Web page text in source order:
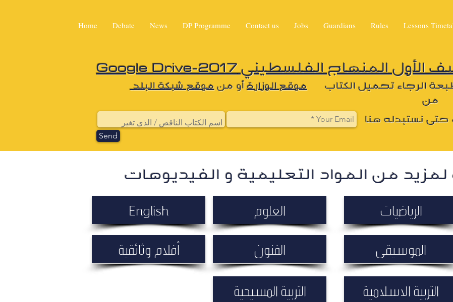
Home Debate News DP Programme Contact us Jobs Guardians Rules Lessons
لمزيد من المواد التعليمية و الفيديوهات
English
العلوم
أفلام وثائقية
الفنون
التربية المسيحية
الرياضيات
الموسيقى
التربية الاسلامية
Google Drive- المنهاج الفلسطيني 2017
موقع الوزارةأو منموقع شبكة البلد
الرجاء تحميل الكتاب
من
حتى نستبدله هنا
Send